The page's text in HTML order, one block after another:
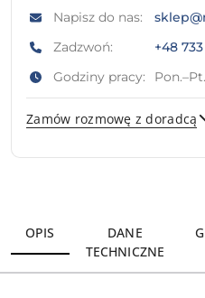
Napisz do nas:
Zadzwoń:
+48 733
Godziny pracy:
Zamów rozmowę z doradcą
OPIS
DANE
TECHNICZNE